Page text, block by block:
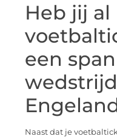
Heb jij al
een
Naast dat je